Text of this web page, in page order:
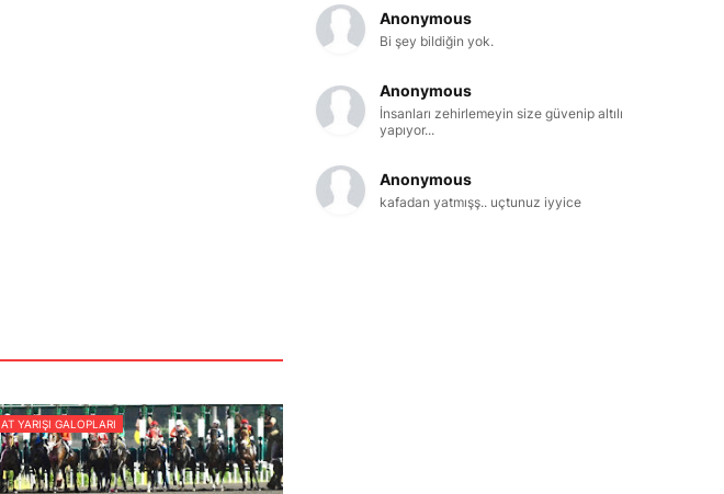
AT YARIŞI GALOPLARI
Anonymous
Bi şey bildiğin yok.
Anonymous
İnsanları zehirlemeyin size güvenip altılı
yapıyor...
Anonymous
kafadan yatmışş.. uçtunuz iyyice